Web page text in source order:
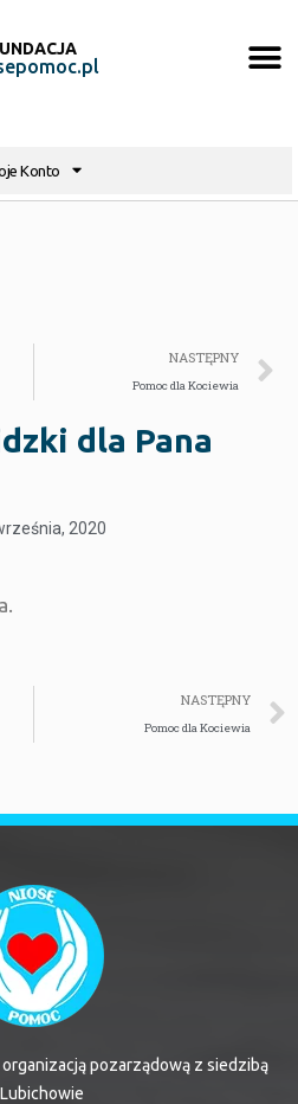
Konto
NASTĘPNY
Pomoc dla Kociewia
dla Pana
2020
NASTĘPNY
Pomoc dla Kociewia
pozarządową z siedzibą